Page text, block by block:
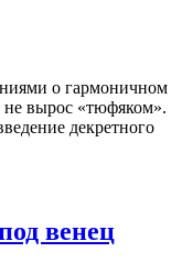
о гармоничном
не вырос «тюфяком».
декретного
венец